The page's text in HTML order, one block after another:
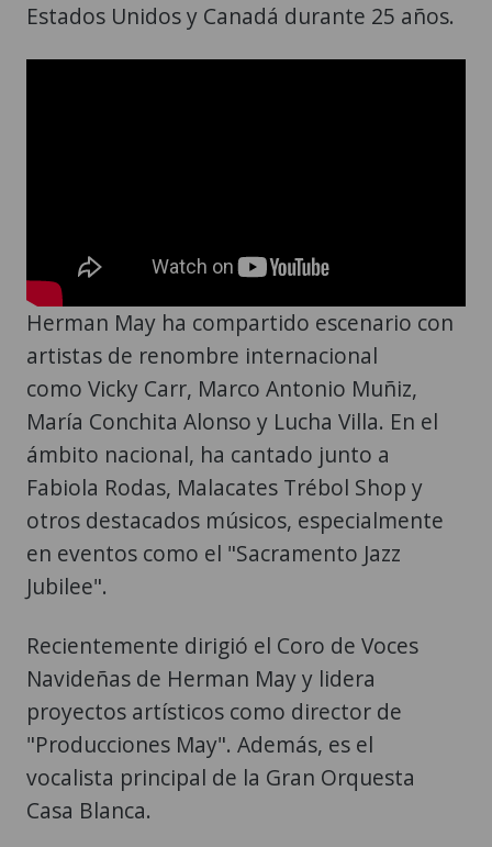
Estados Unidos y Canadá durante 25 años.
Herman May ha compartido escenario con
artistas de renombre internacional
como Vicky Carr, Marco Antonio Muñiz,
María Conchita Alonso y Lucha Villa. En el
ámbito nacional, ha cantado junto a
Fabiola Rodas, Malacates Trébol Shop y
otros destacados músicos, especialmente
en eventos como el "Sacramento Jazz
Jubilee".
Recientemente dirigió el Coro de Voces
Navideñas de Herman May y lidera
proyectos artísticos como director de
"Producciones May". Además, es el
vocalista principal de la Gran Orquesta
Casa Blanca.